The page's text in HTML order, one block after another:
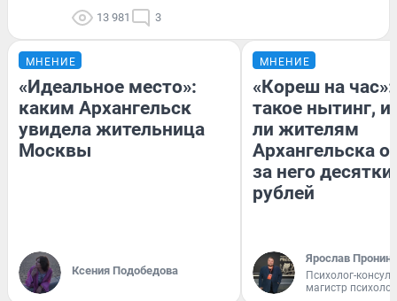
13 981 3
МНЕНИЕ
«Идеальное место»:
каким Архангельск
увидела жительница
Москвы
Ксения Подобедова
МНЕНИЕ
«Кореш на
такое нытинг, и
ли жителям
Архангельска
за него
рублей
Ярослав Пронин
Психолог-
магистр